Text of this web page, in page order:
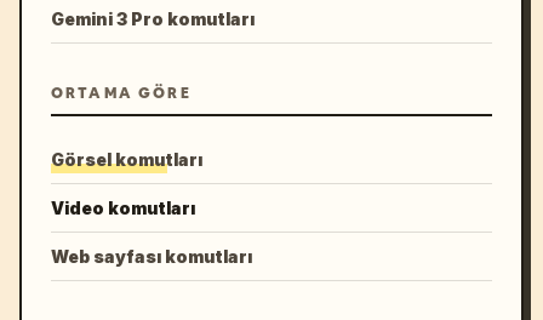
Gemini 3 Pro komutları
ORTAMA GÖRE
Görsel komutları
Video komutları
Web sayfası komutları